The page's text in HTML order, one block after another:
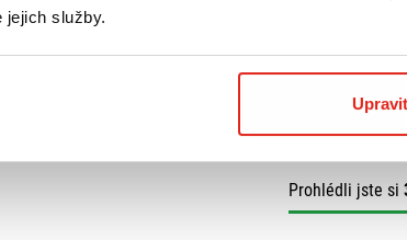
jejich služby.
Upravit
Na objednávku
Koupit
Prohlédli jste si